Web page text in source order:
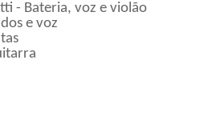
- Bateria, voz e violão
e voz